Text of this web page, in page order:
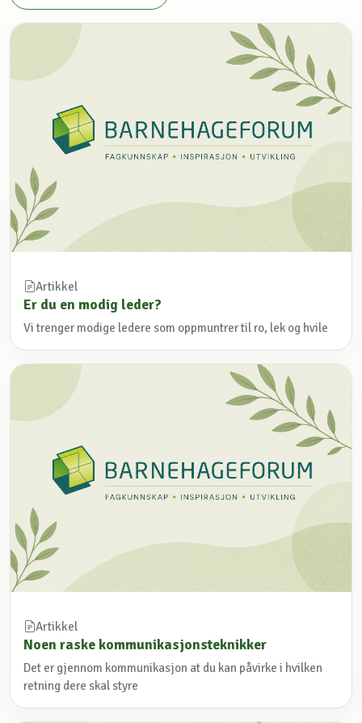
Artikkel
Er du en modig leder?
Vi trenger modige ledere som oppmuntrer til ro, lek og hvile
Artikkel
Noen raske kommunikasjonsteknikker
Det er gjennom kommunikasjon at du kan påvirke i hvilken
retning dere skal styre